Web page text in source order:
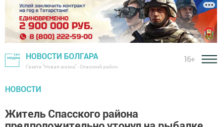
НОВОСТИ БОЛГАРА
Газета "Новая жизнь" - Спасский район
16+
НОВОСТИ
Житель Спасского района